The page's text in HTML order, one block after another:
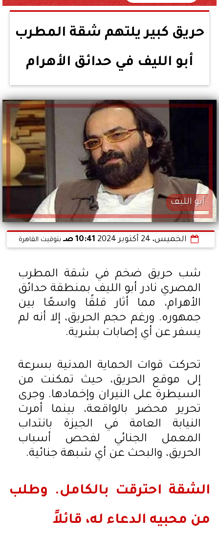
حريق كبير يلتهم شقة المطرب
أبو الليف في حدائق الأهرام
أبو الليف
الخميس، 24 أكتوبر 2024 10:41 صـ بتوقيت القاهرة
شب حريق ضخم في شقة المطرب
المصري نادر أبو الليف بمنطقة حدائق
الأهرام، مما أثار قلقًا واسعًا بين
جمهوره. ورغم حجم الحريق، إلا أنه لم
يسفر عن أي إصابات بشرية.
تحركت قوات الحماية المدنية بسرعة
إلى موقع الحريق، حيث تمكنت من
السيطرة على النيران وإخمادها. وجرى
تحرير محضر بالواقعة، بينما أمرت
النيابة العامة في الجيزة بانتداب
المعمل الجنائي لفحص أسباب
الحريق، والبحث عن أي شبهة جنائية.
الشقة احترقت بالكامل. وطلب
من محبيه الدعاء له، قائلاً